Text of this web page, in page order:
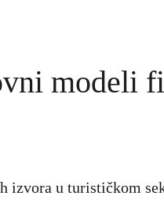
modeli
izvora u turističkom